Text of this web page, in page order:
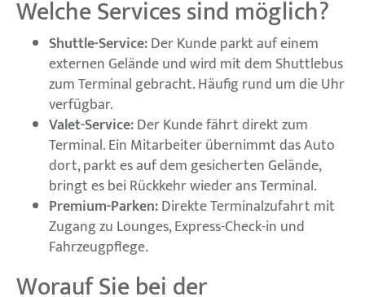
Welche Services sind möglich?
Shuttle-Service:Der Kunde parkt auf einem
externen Gelände und wird mit dem Shuttlebus
zum Terminal gebracht. Häufig rund um die Uhr
verfügbar.
Valet-Service:Der Kunde fährt direkt zum
Terminal. Ein Mitarbeiter übernimmt das Auto
dort, parkt es auf dem gesicherten Gelände,
bringt es bei Rückkehr wieder ans Terminal.
Premium-Parken:Direkte Terminalzufahrt mit
Zugang zu Lounges, Express-Check-in und
Fahrzeugpflege.
Worauf Sie bei der